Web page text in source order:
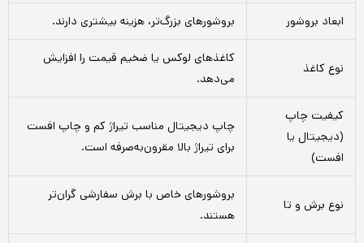
ابعاد بروشور بروشورهای بزرگ‌تر، هزینه بیشتری دارند.
نوع کاغذ
کاغذهای لوکس یا ضخیم قیمت را افزایش
می‌دهد.
کیفیت چاپ
(دیجیتال یا
افست)
چاپ دیجیتال مناسب تیراژ کم و چاپ افست
برای تیراژ بالا مقرون‌به‌صرفه است.
نوع برش و تا
بروشورهای خاص با برش سفارشی گران‌تر
هستند.